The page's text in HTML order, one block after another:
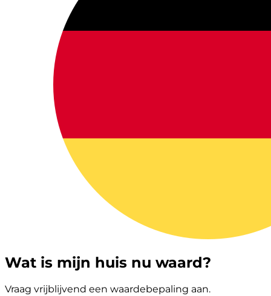
Wat is mijn huis nu waard?
Vraag vrijblijvend een waardebepaling aan.